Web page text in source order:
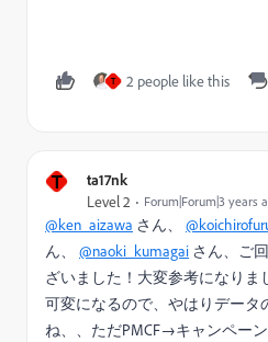
T 2 people like this
T ta17nk
Level 2 Forum|Forum|3 years
@ken_aizawa さん、
ん、 @naoki_kumagai さん、ご
ざいました！大変参考になり
可変になるので、やはりデータ
ね、、ただPMCF→キャンペー